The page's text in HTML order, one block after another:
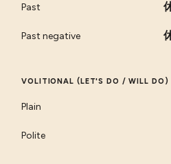
Past
Past negative
VOLITIONAL (LET'S DO / WILL DO)
Plain
Polite